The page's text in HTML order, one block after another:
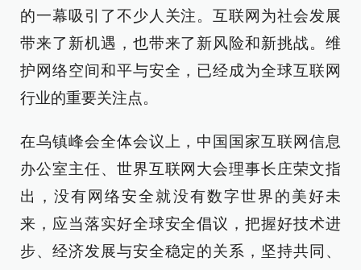
的一幕吸引了不少人关注。互联网为社会发展
带来了新机遇，也带来了新风险和新挑战。维
护网络空间和平与安全，已经成为全球互联网
行业的重要关注点。
在乌镇峰会全体会议上，中国国家互联网信息
办公室主任、世界互联网大会理事长庄荣文指
出，没有网络安全就没有数字世界的美好未
来，应当落实好全球安全倡议，把握好技术进
步、经济发展与安全稳定的关系，坚持共同、